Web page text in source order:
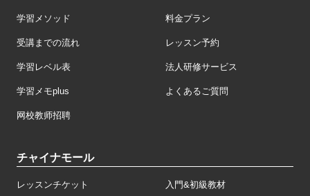
学習メソッド 料金プラン
受講までの流れ レッスン予約
学習レベル表 法人研修サービス
学習メモplus よくあるご質問
网校教师招聘
チャイナモール
レッスンチケット 入門&初級教材